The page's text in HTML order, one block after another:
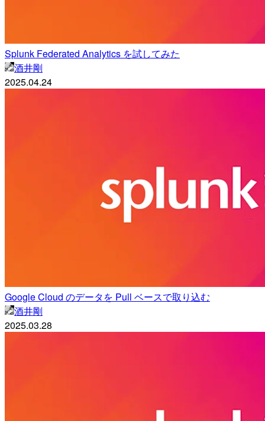
Splunk Federated Analytics を試してみた
酒井剛
2025.04.24
Google Cloud のデータを Pull ベースで取り込む
酒井剛
2025.03.28